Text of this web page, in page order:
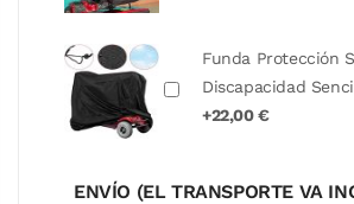
Funda Protección
Discapacidad
+22,00 €
ENVÍO (EL TRANSPORTE VA